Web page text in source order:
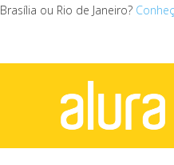
ou Rio de Janeiro?